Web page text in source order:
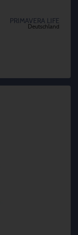
PRIMAVERA LIFE
Deutschland